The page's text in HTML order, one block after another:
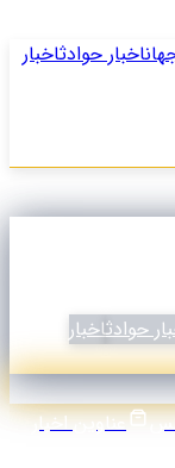
اخبار حوادثاخبار
حوادثاخبار
عناوین اخبار